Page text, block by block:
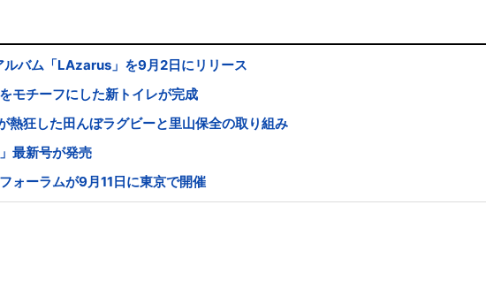
ルバム「LAzarus」を9月2日にリリース
モチーフにした新トイレが完成
熱狂した田んぼラグビーと里山保全の取り組み
最新号が発売
ォーラムが9月11日に東京で開催